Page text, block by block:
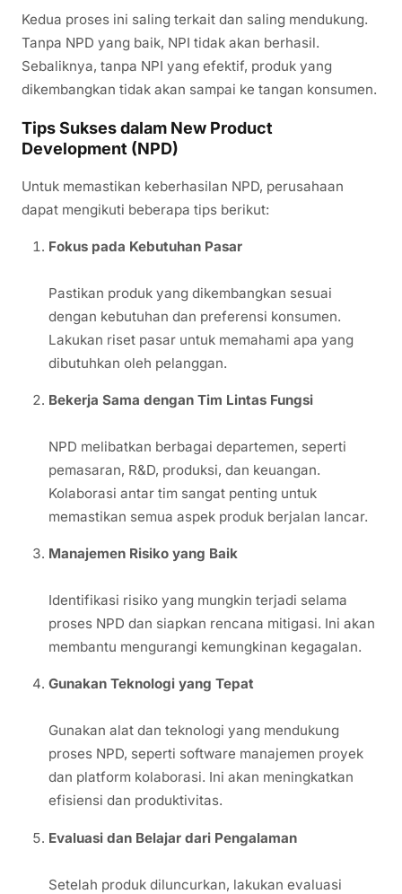
Kedua proses ini saling terkait dan saling mendukung.
Tanpa NPD yang baik, NPI tidak akan berhasil.
Sebaliknya, tanpa NPI yang efektif, produk yang
dikembangkan tidak akan sampai ke tangan konsumen.
Tips Sukses dalam New Product
Development (NPD)
Untuk memastikan keberhasilan NPD, perusahaan
dapat mengikuti beberapa tips berikut:
Fokus pada Kebutuhan Pasar
Pastikan produk yang dikembangkan sesuai
dengan kebutuhan dan preferensi konsumen.
Lakukan riset pasar untuk memahami apa yang
dibutuhkan oleh pelanggan.
Bekerja Sama dengan Tim Lintas Fungsi
NPD melibatkan berbagai departemen, seperti
pemasaran, R&D, produksi, dan keuangan.
Kolaborasi antar tim sangat penting untuk
memastikan semua aspek produk berjalan lancar.
Manajemen Risiko yang Baik
Identifikasi risiko yang mungkin terjadi selama
proses NPD dan siapkan rencana mitigasi. Ini akan
membantu mengurangi kemungkinan kegagalan.
Gunakan Teknologi yang Tepat
Gunakan alat dan teknologi yang mendukung
proses NPD, seperti software manajemen proyek
dan platform kolaborasi. Ini akan meningkatkan
efisiensi dan produktivitas.
Evaluasi dan Belajar dari Pengalaman
Setelah produk diluncurkan, lakukan evaluasi